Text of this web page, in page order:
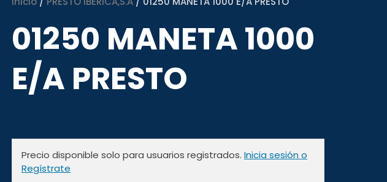
01250 MANETA 1000
E/A PRESTO
Precio disponible solo para usuarios registrados. Inicia sesión o
Regístrate